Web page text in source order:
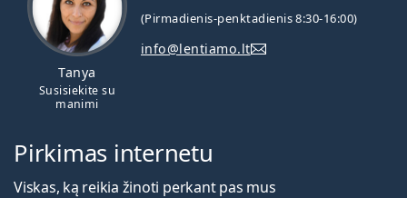
Tanya
Susisiekite su
manimi
(Pirmadienis-penktadienis 8:30-16:00)
info@lentiamo.lt
Pirkimas internetu
Viskas, ką reikia žinoti perkant pas mus